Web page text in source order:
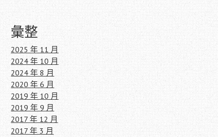
彙整
2025 年 11 月
2024 年 10 月
2024 年 8 月
2020 年 6 月
2019 年 10 月
2019 年 9 月
2017 年 12 月
2017 年 3 月